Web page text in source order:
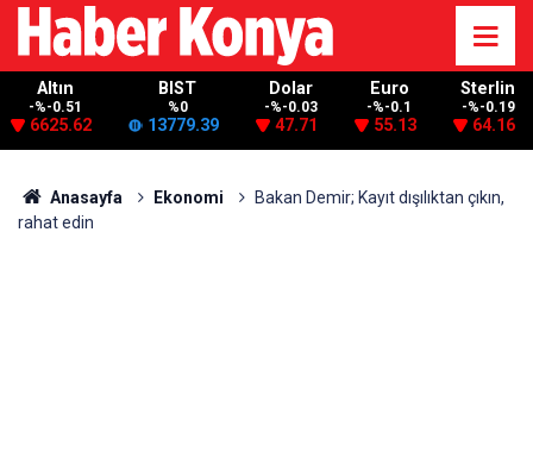
Altın
-%-0.51
6625.62
BIST
%0
13779.39
Dolar
-%-0.03
47.71
Euro
-%-0.1
55.13
Sterlin
-%-0.19
64.16
Anasayfa Ekonomi
Bakan Demir; Kayıt dışılıktan çıkın,
rahat edin